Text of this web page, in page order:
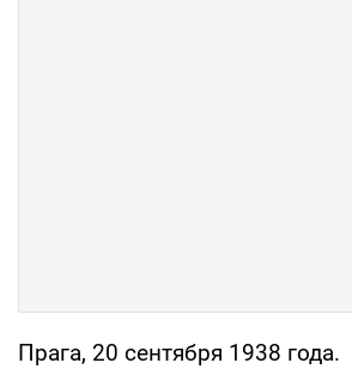
Прага, 20 сентября 1938 года.